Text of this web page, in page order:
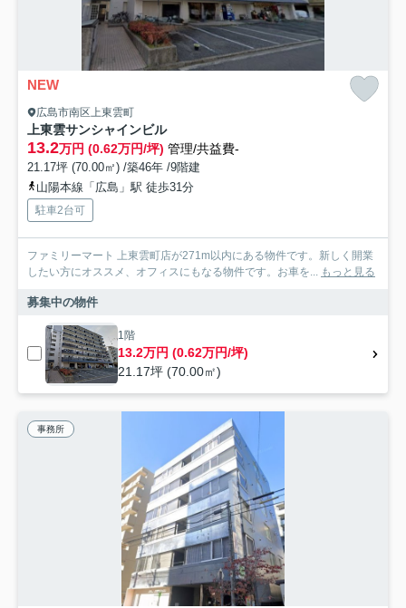
NEW
広島市南区上東雲町
上東雲サンシャインビル
13.2万円 (0.62万円/坪) 管理/共益費-
21.17坪 (70.00㎡) /築46年 /9階建
山陽本線「広島」駅 徒歩31分
駐車2台可
ファミリーマート 上東雲町店が271m以内にある物件です。新しく開業
したい方にオススメ、オフィスにもなる物件です。お車を... もっと見る
募集中の物件
1階
13.2万円 (0.62万円/坪)
21.17坪 (70.00㎡)
事務所